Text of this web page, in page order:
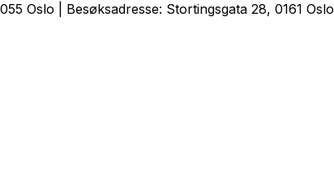
Oslo | Besøksadresse: Stortingsgata 28, 0161 Oslo